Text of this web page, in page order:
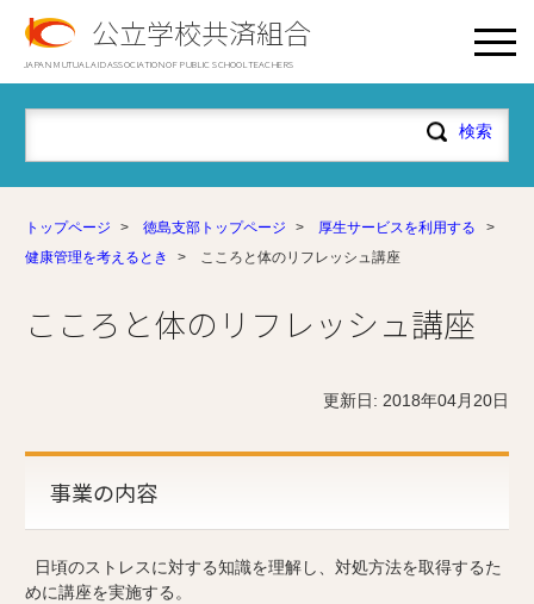
公立学校共済組合
JAPAN MUTUAL AID ASSOCIATION OF PUBLIC SCHOOL TEACHERS
トップページ > 徳島支部トップページ > 厚生サービスを利用する
>
健康管理を考えるとき
> こころと体のリフレッシュ講座
こころと体のリフレッシュ講座
更新日: 2018年04月20日
事業の内容
日頃のストレスに対する知識を理解し、対処方法を取得するた
めに講座を実施する。